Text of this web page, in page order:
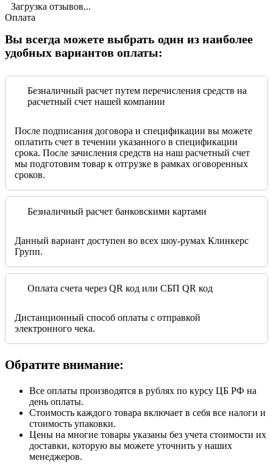
Загрузка отзывов...
Оплата
Вы всегда можете выбрать один из наиболее
удобных вариантов оплаты:
Безналичный расчет путем перечисления средств на
расчетный счет нашей компании
После подписания договора и спецификации вы можете
оплатить счет в течении указанного в спецификации
срока. После зачисления средств на наш расчетный счет
мы подготовим товар к отгрузке в рамках оговоренных
сроков.
Безналичный расчет банковскими картами
Данный вариант доступен во всех шоу-румах Клинкерс
Групп.
Оплата счета через QR код или СБП QR код
Дистанционный способ оплаты с отправкой
электронного чека.
Обратите внимание:
Все оплаты производятся в рублях по курсу ЦБ РФ на
день оплаты.
Стоимость каждого товара включает в себя все налоги и
стоимость упаковки.
Цены на многие товары указаны без учета стоимости их
доставки, которую вы можете уточнить у наших
менеджеров.